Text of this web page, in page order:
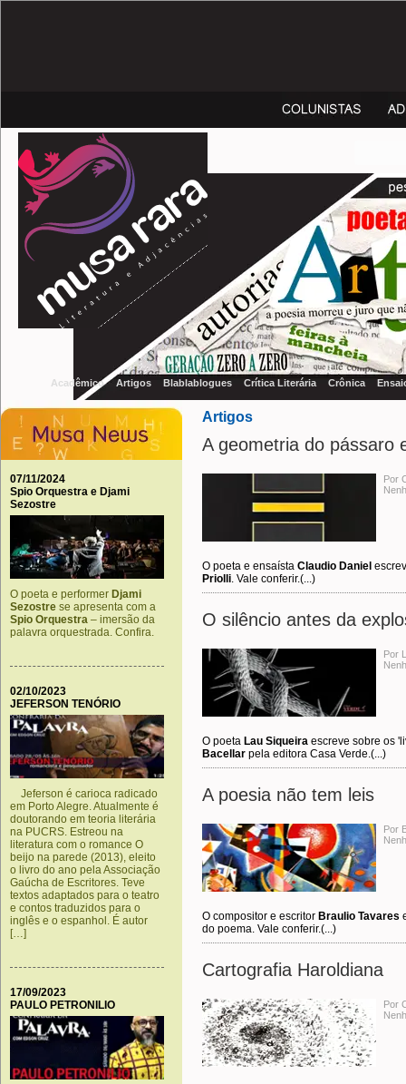
Acadêmico Artigos Blablablogues Crítica Literária Crônica
07/11/2024
Spio Orquestra e Djami
Sezostre
O poeta e performer Djami
Sezostre se apresenta com a
Spio Orquestra – imersão da
palavra orquestrada. Confira.
02/10/2023
JEFERSON TENÓRIO
Jeferson é carioca radicado
em Porto Alegre. Atualmente é
doutorando em teoria literária
na PUCRS. Estreou na
literatura com o romance O
beijo na parede (2013), eleito
o livro do ano pela Associação
Gaúcha de Escritores. Teve
textos adaptados para o teatro
e contos traduzidos para o
inglês e o espanhol. É autor
[…]
17/09/2023
PAULO PETRONILIO
Artigos
A geometria do pássaro
Por
O poeta e ensaísta Claudio Daniel
Priolli. Vale conferir.(...)
O silêncio antes da
Por
O poeta Lau Siqueira escreve sobre os
Bacellar pela editora Casa Verde.(...)
A poesia não tem leis
Por
O compositor e escritor Braulio Tavares
do poema. Vale conferir.(...)
Cartografia Haroldiana
Por